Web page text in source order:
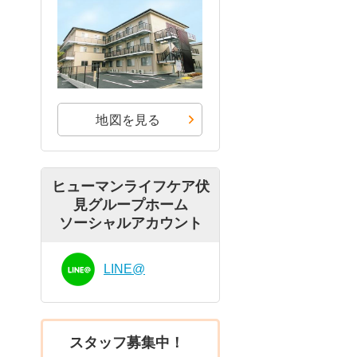
地図を見る
ヒューマンライフケア伏
見グループホーム
ソーシャルアカウント
LINE@
スタッフ募集中！